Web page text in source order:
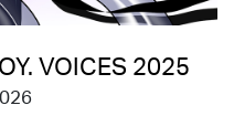
VOICES 2025